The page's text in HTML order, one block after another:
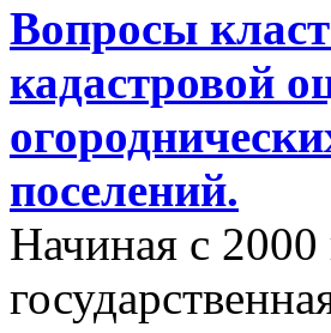
Вопросы
кадастровой
поселений.
Начиная с 2000